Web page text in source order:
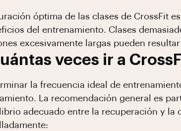
óptima de las clases de CrossFit
del entrenamiento. Clases
excesivamente largas pueden
veces ir a
la frecuencia ideal de
La recomendación general es
adecuado entre la recuperación y la